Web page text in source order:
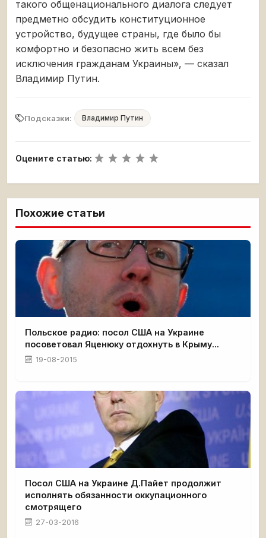
такого общенационального диалога следует
предметно обсудить конституционное
устройство, будущее страны, где было бы
комфортно и безопасно жить всем без
исключения гражданам Украины», — сказал
Владимир Путин.
Подсказки: Владимир Путин
Оцените статью:
Похожие статьи
Польское радио: посол США на Украине
посоветовал Яценюку отдохнуть в Крыму...
19-08-2015
Посол США на Украине Д.Пайет продолжит
исполнять обязанности оккупационного
смотрящего
27-03-2016